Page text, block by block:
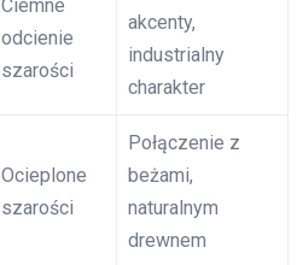
Ciemne
odcienie
szarości
akcenty,
industrialny
charakter
Ocieplone
szarości
Połączenie z
beżami,
naturalnym
drewnem